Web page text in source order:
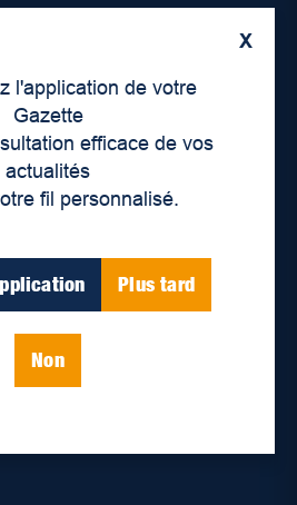
X
l'application de votre
Gazette
efficace de vos
actualités
fil personnalisé.
Plus tard
Non